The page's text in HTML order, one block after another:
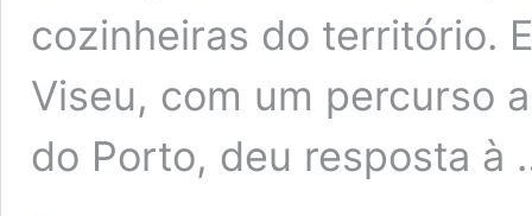
cozinheiras do território.
Viseu, com um percurso
do Porto, deu resposta